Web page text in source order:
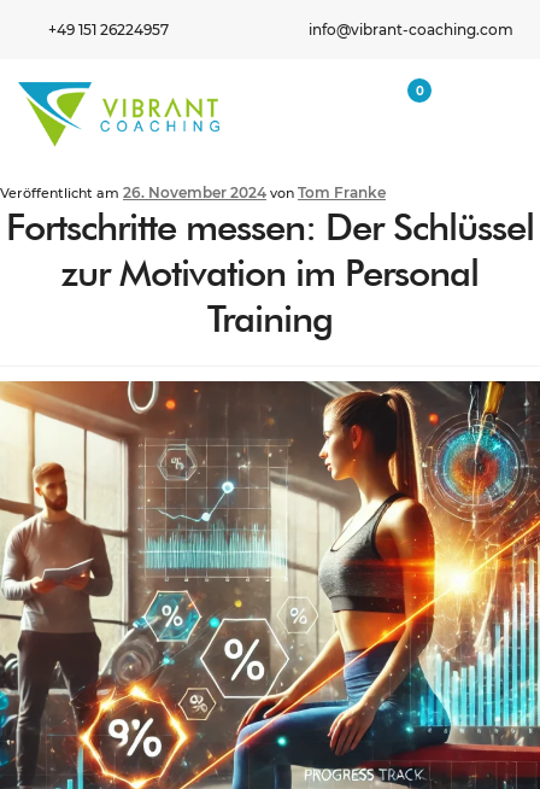
info@vibrant-coaching.com
+49 151 26224957
0
Veröffentlicht am 26. November 2024 von Tom Franke
Fortschritte messen: Der Schlüssel
zur Motivation im Personal
Training